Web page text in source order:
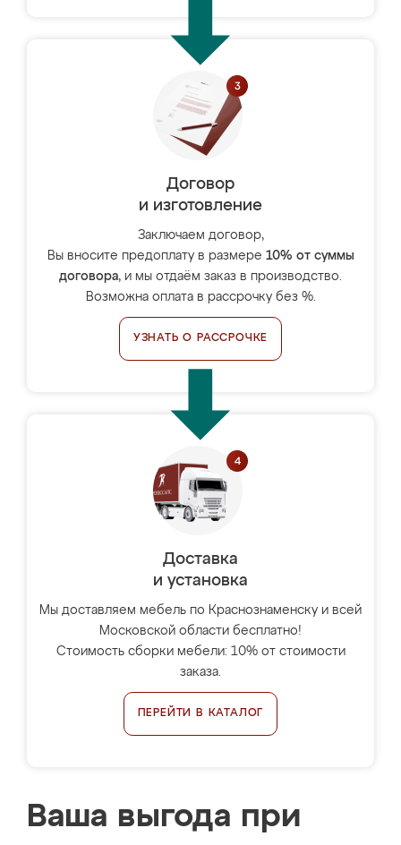
Договор
и изготовление
Заключаем договор,
Вы вносите предоплату в размере 10% от суммы
договора, и мы отдаём заказ в производство.
Возможна оплата в рассрочку без %.
УЗНАТЬ О РАССРОЧКЕ
Доставка
и установка
Мы доставляем мебель по Краснознаменску и всей
Московской области бесплатно!
Стоимость сборки мебели: 10% от стоимости
заказа.
ПЕРЕЙТИ В КАТАЛОГ
Ваша выгода при